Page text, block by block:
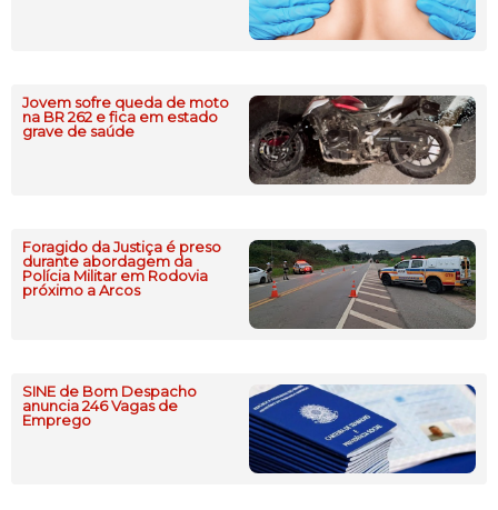
Jovem sofre queda de moto
na BR 262 e fica em estado
grave de saúde
Foragido da Justiça é preso
durante abordagem da
Polícia Militar em Rodovia
próximo a Arcos
SINE de Bom Despacho
anuncia 246 Vagas de
Emprego